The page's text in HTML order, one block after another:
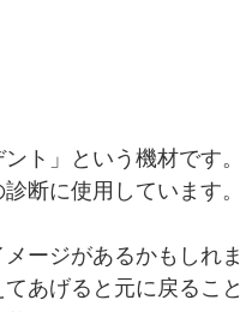
ト」という機材です。
断に使用しています。
ージがあるかもしれま
あげると元に戻ること